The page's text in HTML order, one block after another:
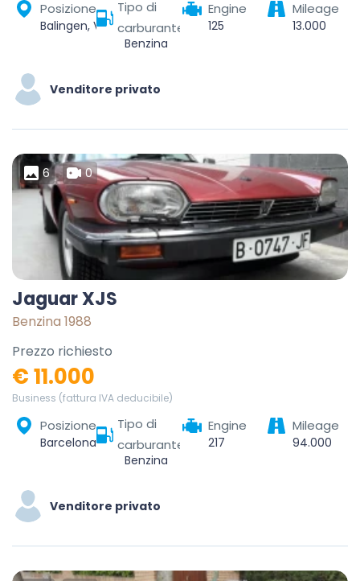
Posizione
Balingen, VVG der Stadt Balingen, Zollernalbkreis, Baden-Württemberg, 72336, Germany
Tipo di
carburante
Benzina
Engine
125
Mileage
13.000
Venditore privato
6 0
Jaguar XJS
Benzina 1988
Prezzo richiesto
€ 11.000
Business (fattura IVA deducibile)
Posizione
Barcelona, Barcelonès, Barcelona, Catalonia, Spain
Tipo di
carburante
Benzina
Engine
217
Mileage
94.000
Venditore privato